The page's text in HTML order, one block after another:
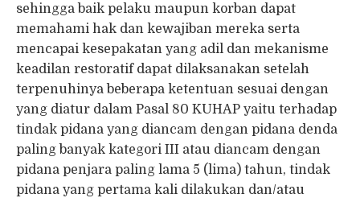
sehingga baik pelaku maupun korban dapat
memahami hak dan kewajiban mereka serta
mencapai kesepakatan yang adil dan mekanisme
keadilan restoratif dapat dilaksanakan setelah
terpenuhinya beberapa ketentuan sesuai dengan
yang diatur dalam Pasal 80 KUHAP yaitu terhadap
tindak pidana yang diancam dengan pidana denda
paling banyak kategori III atau diancam dengan
pidana penjara paling lama 5 (lima) tahun, tindak
pidana yang pertama kali dilakukan dan/atau